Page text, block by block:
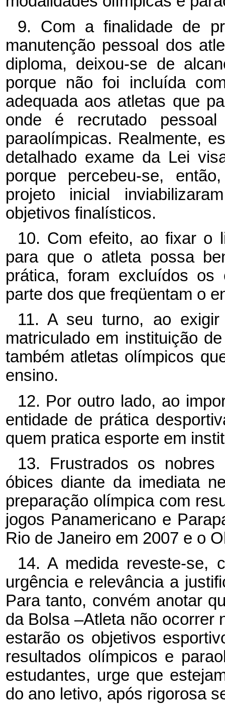
9. Com a finalidade de
manutenção pessoal dos
diploma, deixou-se de
porque não foi incluída
adequada aos atletas que
onde é recrutado
paraolímpicas. Realmente,
detalhado exame da Lei
porque percebeu-se,
projeto inicial
objetivos finalísticos.
10. Com efeito, ao fixar o
para que o atleta possa
prática, foram excluídos os
parte dos que freqüentam o
11. A seu turno, ao
matriculado em instituição
também atletas olímpicos
ensino.
12. Por outro lado, ao
entidade de prática
quem pratica esporte em
13. Frustrados os
óbices diante da imediata
preparação olímpica com
jogos Panamericano e
Rio de Janeiro em 2007 e o
14. A medida reveste-se,
urgência e relevância a
Para tanto, convém anotar
da Bolsa –Atleta não ocorrer
estarão os objetivos
resultados olímpicos e
estudantes, urge que
do ano letivo, após rigorosa